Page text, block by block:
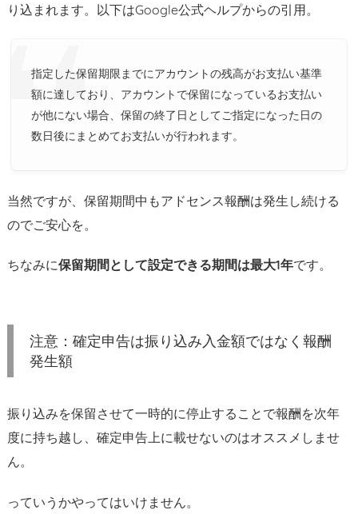
を
に
す
る
方
り込まれます。以下はGoogle公式ヘルプからの引用。
指定した保留期限までにアカウントの残高がお支払い基準
額に達しており、アカウントで保留になっているお支払い
が他にない場合、保留の終了日としてご指定になった日の
数日後にまとめてお支払いが行われます。
当然ですが、保留期間中もアドセンス報酬は発生し続ける
のでご安心を。
ちなみに保留期間として設定できる期間は最大1年です。
注意：確定申告は振り込み入金額ではなく報酬
発生額
振り込みを保留させて一時的に停止することで報酬を次年
度に持ち越し、確定申告上に載せないのはオススメしませ
ん。
っていうかやってはいけません。